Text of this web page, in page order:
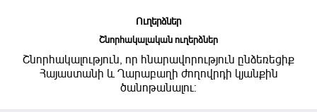
Ուղերձներ
Շնորհակալական ուղերձներ
Շնորհակալություն, որ հնարավորություն ընձեռեցիք
Հայաստանի և Ղարաբաղի ժողովրդի կյանքին
ծանոթանալու: